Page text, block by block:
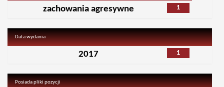
1
zachowania agresywne
Data wydania
1
2017
Posiada pliki pozycji